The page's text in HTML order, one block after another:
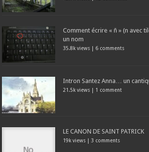
Comment écrire « ñ » (n avec
un nom
35.8k views | 6 comments
Intron Santez Anna… un
21.5k views | 1 comment
LE CANON DE SAINT PATRICK
19k views | 3 comments